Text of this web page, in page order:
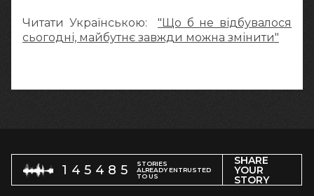
Читати Українською: "Що б не відбувалося
сьогодні, майбутнє завжди можна змінити"
145485
STORIES
ALREADY ENTRUSTED
TO US
SHARE
YOUR
STORY